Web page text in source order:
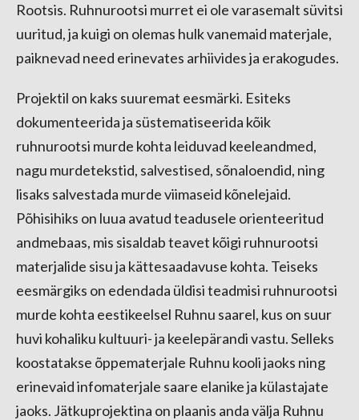
Rootsis. Ruhnurootsi murret ei ole varasemalt süvitsi
uuritud, ja kuigi on olemas hulk vanemaid materjale,
paiknevad need erinevates arhiivides ja erakogudes.
Projektil on kaks suuremat eesmärki. Esiteks
dokumenteerida ja süstematiseerida kõik
ruhnurootsi murde kohta leiduvad keeleandmed,
nagu murdetekstid, salvestised, sõnaloendid, ning
lisaks salvestada murde viimaseid kõnelejaid.
Põhisihiks on luua avatud teadusele orienteeritud
andmebaas, mis sisaldab teavet kõigi ruhnurootsi
materjalide sisu ja kättesaadavuse kohta. Teiseks
eesmärgiks on edendada üldisi teadmisi ruhnurootsi
murde kohta eestikeelsel Ruhnu saarel, kus on suur
huvi kohaliku kultuuri- ja keelepärandi vastu. Selleks
koostatakse õppematerjale Ruhnu kooli jaoks ning
erinevaid infomaterjale saare elanike ja külastajate
jaoks. Jätkuprojektina on plaanis anda välja Ruhnu